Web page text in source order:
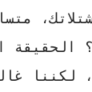
الحقيقة
لكننا